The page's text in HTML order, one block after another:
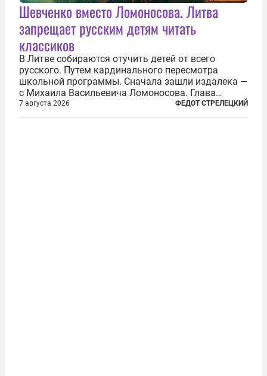
Шевченко вместо Ломоносова. Литва
запрещает русским детям читать
классиков
В Литве собираются отучить детей от всего
русского. Путем кардинального пересмотра
школьной программы. Сначала зашли издалека —
с Михаила Васильевича Ломоносова. Глава
правительства Литвы Миндаугас Синкявичюс
предложил исключить его тексты из программ
7 августа 2026 ФЕДОТ СТРЕЛЕЦКИЙ